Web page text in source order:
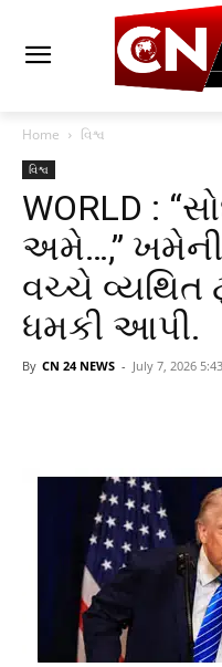
Home વિશ્વ
વિશ્વ
WORLD :
અમે…,”
વચ્ચે વ્યથિત
ધમકી આપી.
By CN 24 NEWS - July 7, 2026